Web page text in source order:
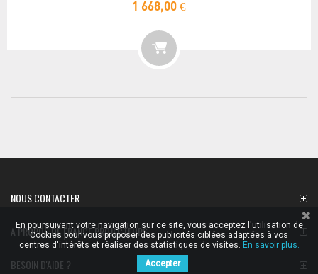
1 668,00 €
NOUS CONTACTER
A PROPOS DE FRANCE PROJECTEURS
BESOIN D'AIDE ?
En poursuivant votre navigation sur ce site, vous acceptez l'utilisation de
Cookies pour vous proposer des publicités ciblées adaptées à vos
centres d'intérêts et réaliser des statistiques de visites. En savoir plus.
Accepter